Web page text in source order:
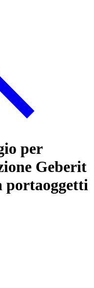
per
Geberit
portaoggetti